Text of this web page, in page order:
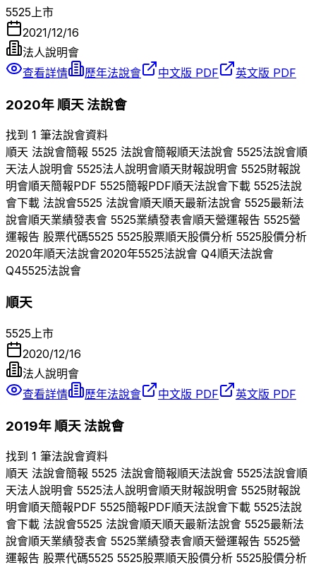
5525上市
2021/12/16
法人說明會
查看詳情
歷年法說會 中文版 PDF 英文版 PDF
2020年順天法說會
找到 1 筆法說會資料
順天 法說會簡報 5525 法說會簡報順天法說會 5525法說會順
天法人說明會 5525法人說明會順天財報說明會 5525財報說
明會順天簡報PDF 5525簡報PDF順天法說會下載 5525法說
會下載 法說會5525 法說會順天順天最新法說會 5525最新法
說會順天業績發表會 5525業績發表會順天營運報告 5525營
運報告 股票代碼5525 5525股票順天股價分析 5525股價分析
2020年順天法說會2020年5525法說會 Q4順天法說會
Q45525法說會
順天
5525 上市
2020/12/16
法人說明會
查看詳情
歷年法說會 中文版 PDF 英文版 PDF
2019年 順天法說會
找到 1 筆法說會資料
順天 法說會簡報 5525 法說會簡報順天法說會 5525法說會順
天法人說明會 5525法人說明會順天財報說明會 5525財報說
明會順天簡報PDF 5525簡報PDF順天法說會下載 5525法說
會下載 法說會5525 法說會順天順天最新法說會 5525最新法
說會順天業績發表會 5525業績發表會順天營運報告 5525營
運報告 股票代碼5525 5525股票順天股價分析 5525股價分析